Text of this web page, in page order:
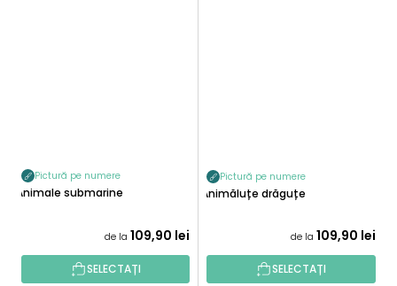
Pictură pe numere
Animale submarine
de la 109,90 lei
SELECTAȚI
Pictură pe numere
Animăluțe drăguțe
de la 109,90 lei
SELECTAȚI